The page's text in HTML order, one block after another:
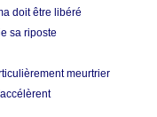
doit être libéré
sa riposte
meurtrier